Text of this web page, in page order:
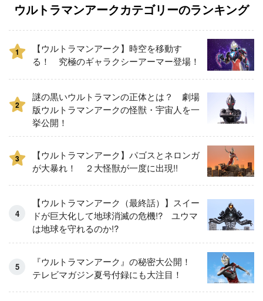
ウルトラマンアークカテゴリーのランキング
1
【ウルトラマンアーク】時空を移動す
る！ 究極のギャラクシーアーマー登場！
2
謎の黒いウルトラマンの正体とは？ 劇場
版ウルトラマンアークの怪獣・宇宙人を一
挙公開！
3
【ウルトラマンアーク】パゴスとネロンガ
が大暴れ！ ２大怪獣が一度に出現!!
【ウルトラマンアーク（最終話）】スイー
ドが巨大化して地球消滅の危機!? ユウマ
は地球を守れるのか!?
『ウルトラマンアーク』の秘密大公開！
テレビマガジン夏号付録にも大注目！